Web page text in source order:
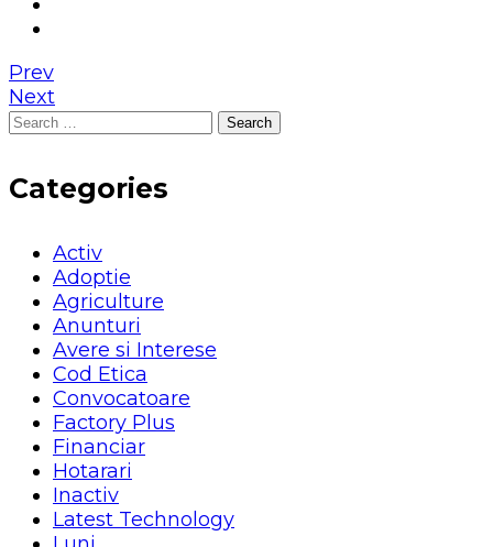
Prev
Next
Search
Categories
Activ
Adoptie
Agriculture
Anunturi
Avere si Interese
Cod Etica
Convocatoare
Factory Plus
Financiar
Hotarari
Inactiv
Latest Technology